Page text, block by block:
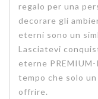
regalo per una
decorare gli
eterni sono un
Lasciatevi
eterne PREMIUM-
tempo che solo
offrire.